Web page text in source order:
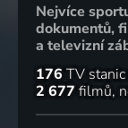
Nejvíce
dokumentů,
a televizní
176 TV stanic
2 677 filmů